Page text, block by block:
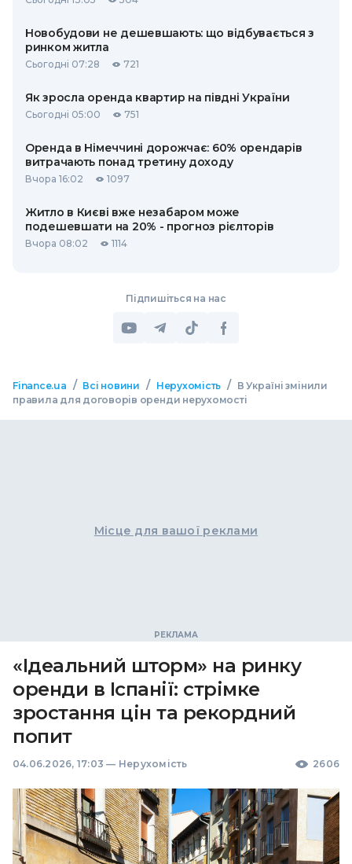
Новобудови не дешевшають: що відбувається з
ринком житла
Сьогодні 07:28 721
Як зросла оренда квартир на півдні України
Сьогодні 05:00 751
Оренда в Німеччині дорожчає: 60% орендарів
витрачають понад третину доходу
Вчора 16:02 1097
Житло в Києві вже незабаром може
подешевшати на 20% - прогноз рієлторів
Вчора 08:02 1114
Підпишіться на нас
Finance.ua / Всі новини / Нерухомість /
В Україні змінили
правила для договорів оренди нерухомості
Місце для вашої реклами
«Ідеальний шторм» на ринку
оренди в Іспанії: стрімке
зростання цін та рекордний
попит
04.06.2026, 17:03 — Нерухомість 2606